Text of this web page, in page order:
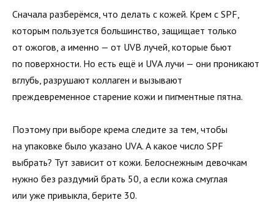
Сначала разберёмся, что делать с кожей. Крем с SPF,
которым пользуется большинство, защищает только
от ожогов, а именно — от UVB лучей, которые бьют
по поверхности. Но есть ещё и UVА лучи — они проникают
вглубь, разрушают коллаген и вызывают
преждевременное старение кожи и пигментные пятна.
Поэтому при выборе крема следите за тем, чтобы
на упаковке было указано UVА. А какое число SPF
выбрать? Тут зависит от кожи. Белоснежным девочкам
нужно без раздумий брать 50, а если кожа смуглая
или уже привыкла, берите 30.